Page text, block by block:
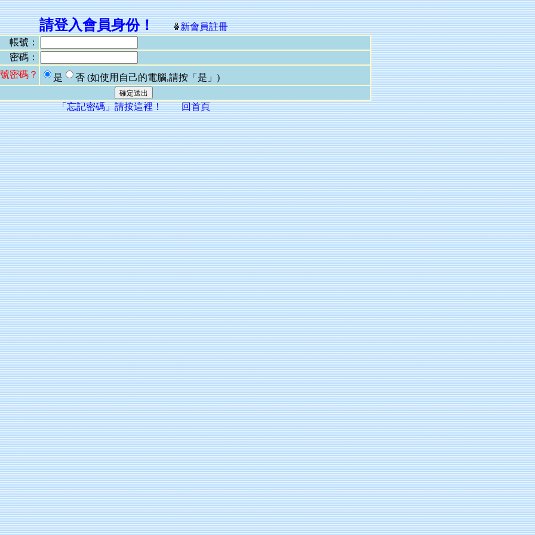
請登入會員身份！
新會員註冊
帳號：
密碼：
密碼？
是 否 (如使用自己的電腦,請按「是」)
「忘記密碼」請按這裡！ 回首頁